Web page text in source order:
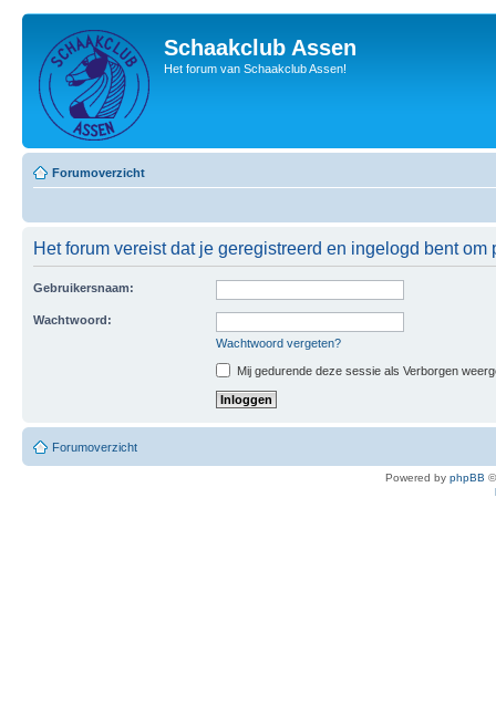
Schaakclub Assen
Het forum van Schaakclub Assen!
Forumoverzicht
Het forum vereist dat je geregistreerd en ingelogd bent om
Gebruikersnaam:
Wachtwoord:
Wachtwoord vergeten?
Mij gedurende deze sessie als Verborgen
Forumoverzicht
Powered by phpBB